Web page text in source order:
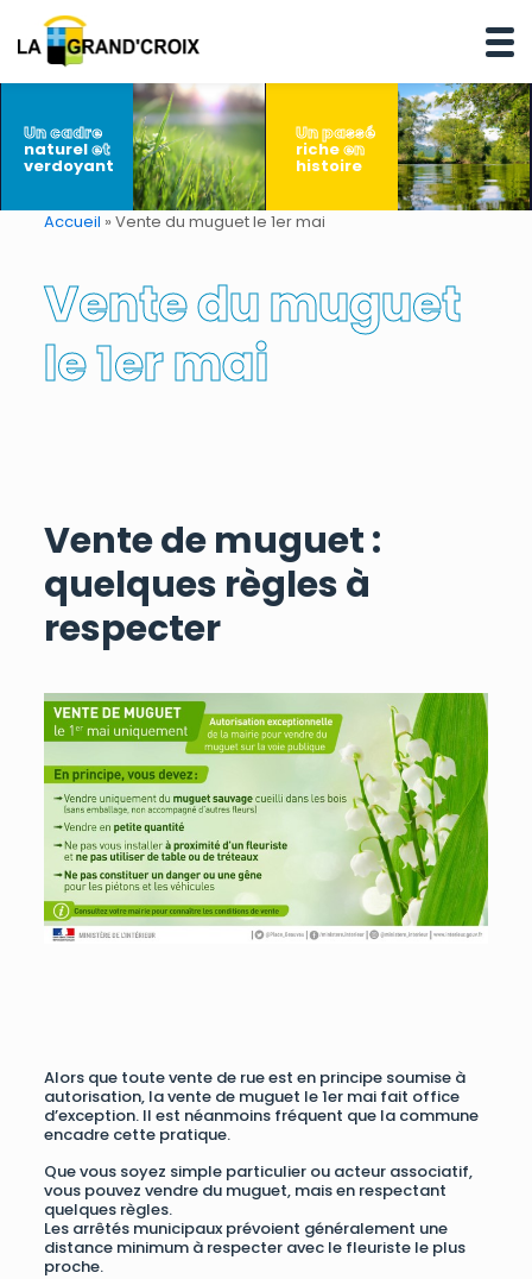
Un passé
richeen
histoire
Un cadre
naturelet
verdoyant
Accueil » Vente du muguet le 1er mai
Vente du muguet
le 1er mai
Vente de muguet :
quelques règles à
respecter
Alors que toute vente de rue est en principe soumise à
autorisation, la vente de muguet le 1er mai fait office
d’exception. Il est néanmoins fréquent que la commune
encadre cette pratique.
Que vous soyez simple particulier ou acteur associatif,
vous pouvez vendre du muguet, mais en respectant
quelques règles.
Les arrêtés municipaux prévoient généralement une
distance minimum à respecter avec le fleuriste le plus
proche.